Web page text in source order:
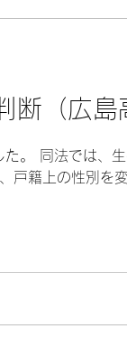
（広島
。 同法では、
戸籍上の性別を